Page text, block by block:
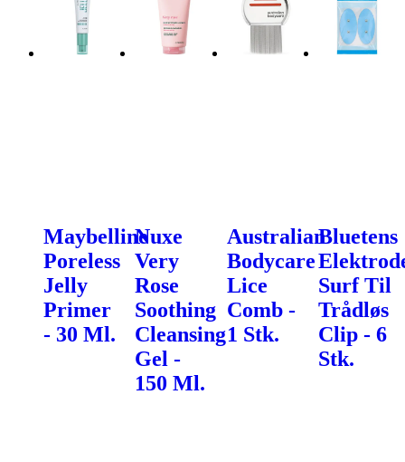
Maybelline
Poreless
Jelly
Primer
- 30 Ml.
Nuxe
Very
Rose
Soothing
Cleansing
Gel -
150 Ml.
Australian
Bodycare
Lice
Comb -
1 Stk.
Bluetens
Surf Til
Trådløs
Clip - 6
Stk.